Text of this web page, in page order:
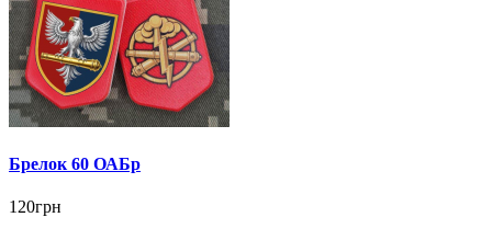
Брелок 60 ОАБр
120грн